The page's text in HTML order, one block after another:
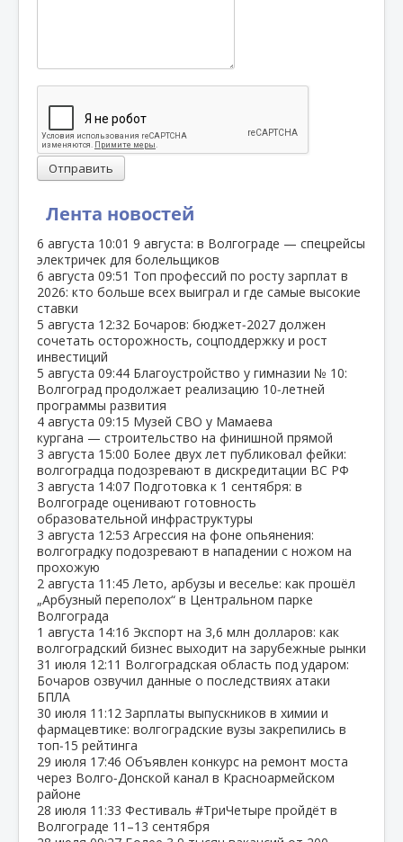
Лента новостей
6 августа 10:01 9 августа: в Волгограде — спецрейсы
электричек для болельщиков
6 августа 09:51 Топ профессий по росту зарплат в
2026: кто больше всех выиграл и где самые высокие
ставки
5 августа 12:32 Бочаров: бюджет‑2027 должен
сочетать осторожность, соцподдержку и рост
инвестиций
5 августа 09:44 Благоустройство у гимназии № 10:
Волгоград продолжает реализацию 10‑летней
программы развития
4 августа 09:15 Музей СВО у Мамаева
кургана — строительство на финишной прямой
3 августа 15:00 Более двух лет публиковал фейки:
волгоградца подозревают в дискредитации ВС РФ
3 августа 14:07 Подготовка к 1 сентября: в
Волгограде оценивают готовность
образовательной инфраструктуры
3 августа 12:53 Агрессия на фоне опьянения:
волгоградку подозревают в нападении с ножом на
прохожую
2 августа 11:45 Лето, арбузы и веселье: как прошёл
„Арбузный переполох“ в Центральном парке
Волгограда
1 августа 14:16 Экспорт на 3,6 млн долларов: как
волгоградский бизнес выходит на зарубежные рынки
31 июля 12:11 Волгоградская область под ударом:
Бочаров озвучил данные о последствиях атаки
БПЛА
30 июля 11:12 Зарплаты выпускников в химии и
фармацевтике: волгоградские вузы закрепились в
топ‑15 рейтинга
29 июля 17:46 Объявлен конкурс на ремонт моста
через Волго‑Донской канал в Красноармейском
районе
28 июля 11:33 Фестиваль #ТриЧетыре пройдёт в
Волгограде 11–13 сентября
Отправить